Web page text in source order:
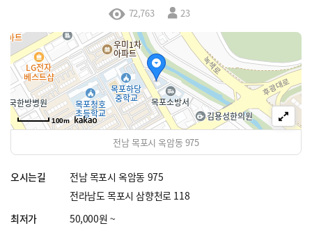
72,763 23
100m
전남 목포시 옥암동 975
오시는길
전남 목포시 옥암동 975
전라남도 목포시 삼향천로 118
최저가
50,000원 ~